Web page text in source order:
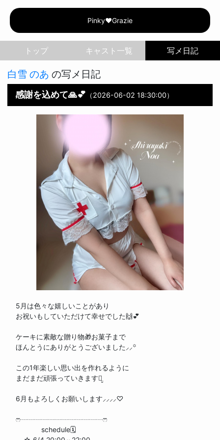
Pinky♥Grazie | 白雪
Pinky♥Grazie
トップ 写メ日記
白雪 のあ の写メ日記
感謝を込めて🙏💕 （2026-06-02 18:30:00）
5月は色々な嬉しいことがあり
お祝いもしていただけて幸せでした🙌💕
ケーキに素敵な贈り物🎁お菓子まで
ほんとうにありがとうございました⸝⸝꙳
この1年楽しい思い出を作れるように
まだまだ頑張っていきますꪔ̤̮
6月もよろしくお願いします⸝⸝⸝⸝♡
ෆ‪┈┈┈┈┈┈┈┈┈┈┈┈ෆ‪
schedule🗓